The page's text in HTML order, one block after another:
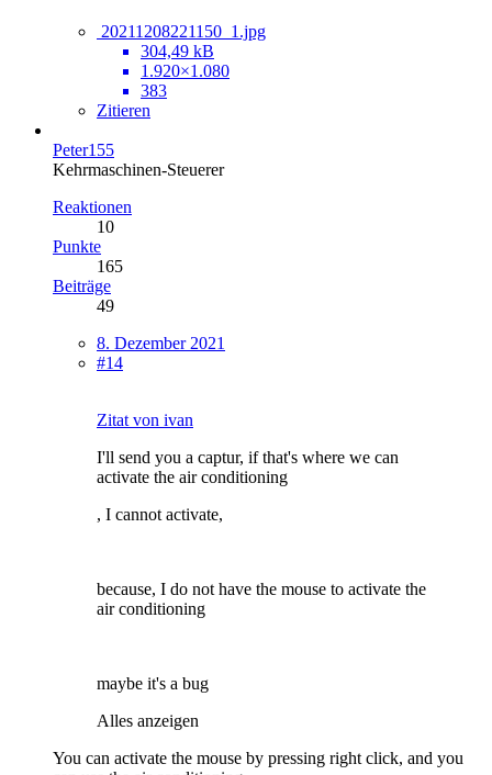
20211208221150_1.jpg
304,49 kB
1.920×1.080
383
Zitieren
Peter155
Kehrmaschinen-Steuerer
Reaktionen
10
Punkte
165
Beiträge
49
8. Dezember 2021
#14
Zitat von ivan
I'll send you a captur, if that's where we can
activate the air conditioning
, I cannot activate,
because, I do not have the mouse to activate the
air conditioning
maybe it's a bug
Alles anzeigen
You can activate the mouse by pressing right click, and you